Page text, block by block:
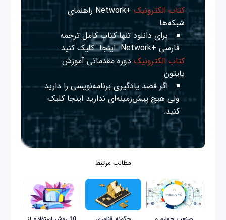
کتاب الکترونیک
+Network راهنمای
شبکه‌ها
برای دانلود تنها کتاب کامل ترجمه
فارسی +Network
اینجا کلیک کنید.
کتاب الکترونیک دوره مقدماتی آموزش
پایتون
اگر قصد یادگیری برنامه‌نویسی را دارید
ولی هیچ پیش‌زمینه‌ای نداریداینجا کلیک
کنید.
مطالب مرتبط